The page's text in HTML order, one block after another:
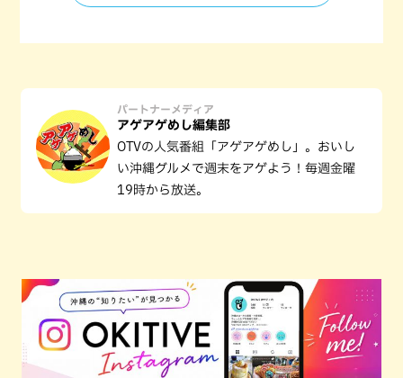
パートナーメディア
アゲアゲめし編集部
OTVの人気番組「アゲアゲめし」。おいし
い沖縄グルメで週末をアゲよう！毎週金曜
19時から放送。